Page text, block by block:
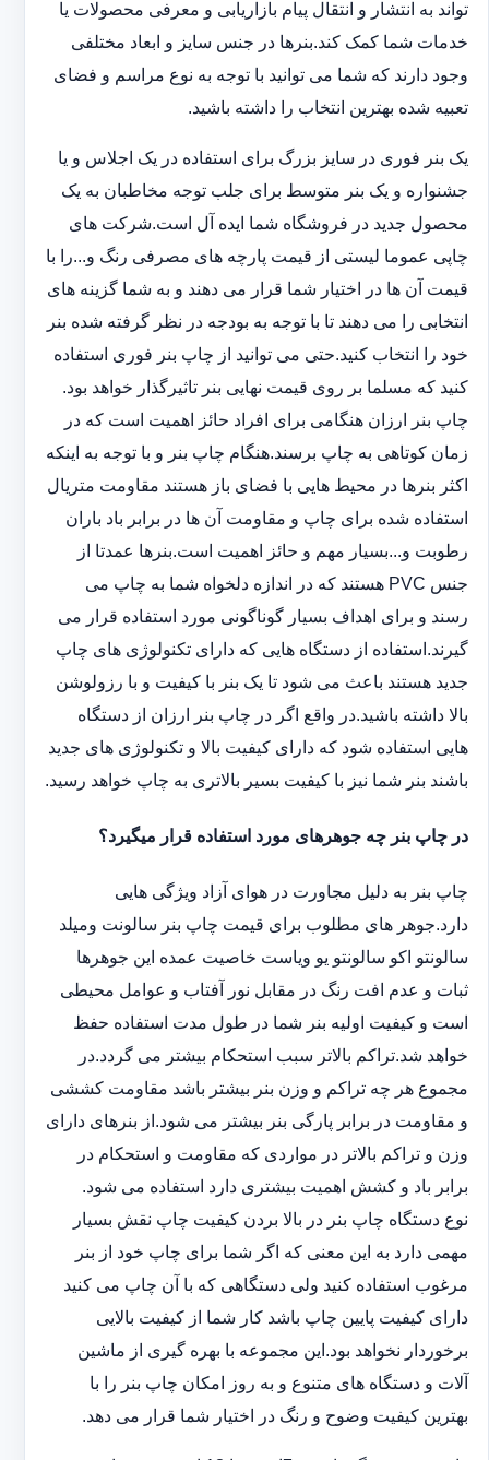
تواند به انتشار و انتقال پیام بازاریابی و معرفی محصولات یا
خدمات شما کمک کند.بنرها در جنس سایز و ابعاد مختلفی
وجود دارند که شما می توانید با توجه به نوع مراسم و فضای
تعبیه شده بهترین انتخاب را داشته باشید.
یک بنر فوری در سایز بزرگ برای استفاده در یک اجلاس و یا
جشنواره و یک بنر متوسط برای جلب توجه مخاطبان به یک
محصول جدید در فروشگاه شما ایده آل است.شرکت های
چاپی عموما لیستی از قیمت پارچه های مصرفی رنگ و...را با
قیمت آن ها در اختیار شما قرار می دهند و به شما گزینه های
انتخابی را می دهند تا با توجه به بودجه در نظر گرفته شده بنر
خود را انتخاب کنید.حتی می توانید از چاپ بنر فوری استفاده
کنید که مسلما بر روی قیمت نهایی بنر تاثیرگذار خواهد بود.
چاپ بنر ارزان هنگامی برای افراد حائز اهمیت است که در
زمان کوتاهی به چاپ برسند.هنگام چاپ بنر و با توجه به اینکه
اکثر بنرها در محیط هایی با فضای باز هستند مقاومت متریال
استفاده شده برای چاپ و مقاومت آن ها در برابر باد باران
رطوبت و...بسیار مهم و حائز اهمیت است.بنرها عمدتا از
جنس PVC هستند که در اندازه دلخواه شما به چاپ می
رسند و برای اهداف بسیار گوناگونی مورد استفاده قرار می
گیرند.استفاده از دستگاه هایی که دارای تکنولوژی های چاپ
جدید هستند باعث می شود تا یک بنر با کیفیت و با رزولوشن
بالا داشته باشید.در واقع اگر در چاپ بنر ارزان از دستگاه
هایی استفاده شود که دارای کیفیت بالا و تکنولوژی های جدید
باشند بنر شما نیز با کیفیت بسیر بالاتری به چاپ خواهد رسید.
در چاپ بنر چه جوهرهای مورد استفاده قرار میگیرد؟
چاپ بنر به دلیل مجاورت در هوای آزاد ویژگی هایی
دارد.جوهر های مطلوب برای قیمت چاپ بنر سالونت ‏و‏‏میلد
سالونت‎و ‎‏اکو سالونت‎‎‏و یو وی‎‏است خاصیت عمده این ‏جوهرها
ثبات و عدم افت رنگ در مقابل نور آفتاب و عوامل محیطی
است و کیفیت اولیه بنر شما در طول مدت استفاده حفظ
خواهد شد.‎تراکم بالاتر سبب استحکام بیشتر می گردد.در
مجموع هر چه تراکم و وزن بنر بیشتر باشد مقاومت کششی
و مقاومت در ‏برابر پارگی بنر بیشتر می شود.از بنرهای دارای
وزن و تراکم بالاتر در مواردی که مقاومت و استحکام در
برابر باد و ‏کشش اهمیت بیشتری دارد استفاده می شود‎.‎
نوع دستگاه چاپ بنر در بالا بردن کیفیت چاپ نقش بسیار
مهمی دارد به این معنی که اگر شما برای چاپ خود از بنر
‏مرغوب استفاده کنید ولی دستگاهی که با آن چاپ می کنید
دارای کیفیت پایین چاپ باشد کار شما از کیفیت بالایی
برخوردار ‏نخواهد بود.این مجموعه با بهره گیری از ماشین
آلات و دستگاه های متنوع و به روز امکان چاپ بنر را با
بهترین کیفیت ‏وضوح و رنگ در اختیار شما قرار می دهد.‏‎